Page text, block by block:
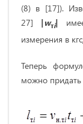
(8) в [17]).
27] |wтi|
измерения в
Теперь
можно